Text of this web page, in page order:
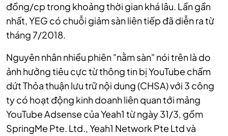
đồng/cp trong khoảng thời gian khá lâu. Lần gần
nhất, YEG có chuỗi giảm sàn liên tiếp đã diễn ra từ
tháng 7/2018.
Nguyên nhân nhiều phiên "nằm sàn" nói trên là do
ảnh hưởng tiêu cực từ thông tin bị YouTube chấm
dứt Thỏa thuận lưu trữ nội dung (CHSA) với 3 công
ty có hoạt động kinh doanh liên quan tới mảng
YouTube Adsense của Yeah1 từ ngày 31/3, gồm
SpringMe Pte. Ltd., Yeah1 Network Pte Ltd và